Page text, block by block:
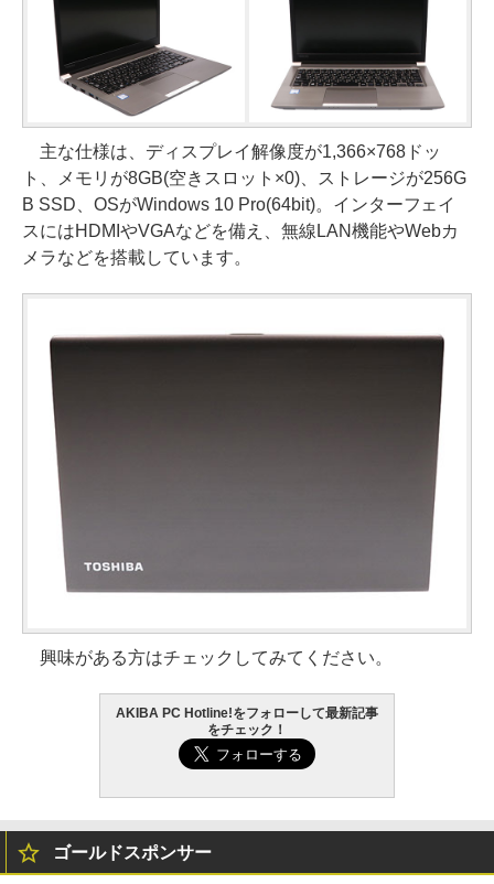
主な仕様は、ディスプレイ解像度が1,366×768ドッ
ト、メモリが8GB(空きスロット×0)、ストレージが256G
B SSD、OSがWindows 10 Pro(64bit)。インターフェイ
スにはHDMIやVGAなどを備え、無線LAN機能やWebカ
メラなどを搭載しています。
興味がある方はチェックしてみてください。
AKIBA PC Hotline!をフォローして最新記事
をチェック！
ゴールドスポンサー